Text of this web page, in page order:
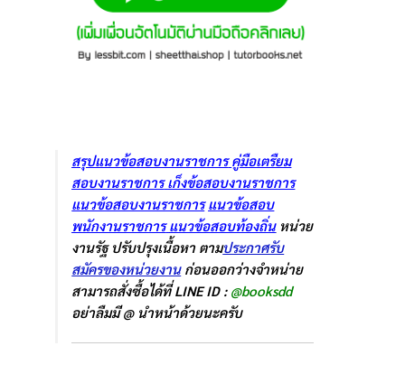
สรุปแนวข้อสอบงานราชการ คู่มือเตรืยม
สอบงานราชการ เก็งข้อสอบงานราชการ
แนวข้อสอบงานราชการ แนวข้อสอบ
พนักงานราชการ แนวข้อสอบท้องถิ่นหน่วย
งานรัฐ ปรับปรุงเนื้อหา ตามประกาศรับ
สมัครของหน่วยงานก่อนออกว่างจำหน่าย
สามารถสั่งซื้อได้ที่ LINE ID : @booksdd
อย่าลืมมี @ นำหน้าด้วยนะครับ